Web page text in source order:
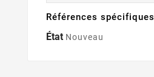
Références spécifiques
État Nouveau